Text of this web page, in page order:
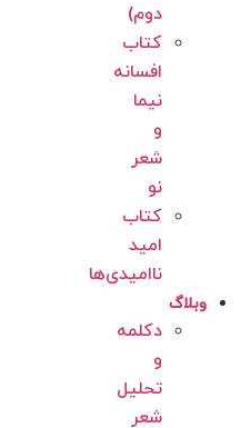
دوم)
کتاب
افسانه
نیما
شعر
نو
کتاب
امید
ناامیدی‌‌‌‌ها
وبلاگ
دکلمه
تحلیل
شعر